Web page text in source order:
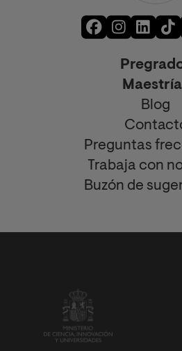
Blog
Preguntas
Trabaja con
Buzón de